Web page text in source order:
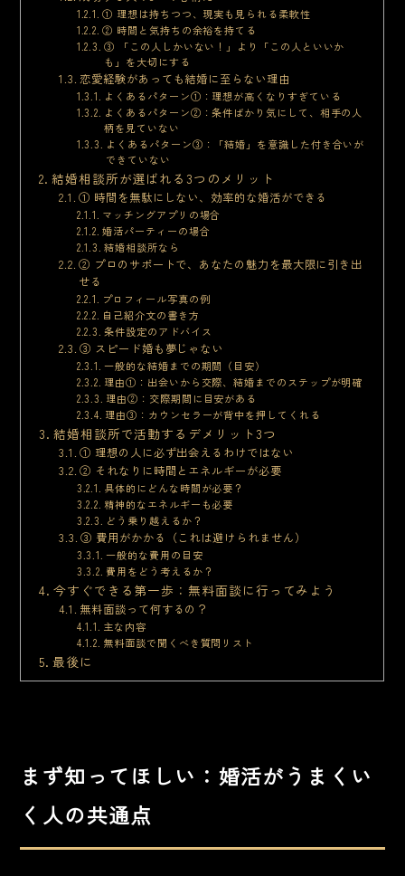
① 理想は持ちつつ、現実も見られる柔軟性
② 時間と気持ちの余裕を持てる
③ 「この人しかいない！」より「この人といいか
も」を大切にする
恋愛経験があっても結婚に至らない理由
よくあるパターン①：理想が高くなりすぎている
よくあるパターン②：条件ばかり気にして、相手の人
柄を見ていない
よくあるパターン③：「結婚」を意識した付き合いが
できていない
結婚相談所が選ばれる3つのメリット
① 時間を無駄にしない、効率的な婚活ができる
マッチングアプリの場合
婚活パーティーの場合
結婚相談所なら
② プロのサポートで、あなたの魅力を最大限に引き出
せる
プロフィール写真の例
自己紹介文の書き方
条件設定のアドバイス
③ スピード婚も夢じゃない
一般的な結婚までの期間（目安）
理由①：出会いから交際、結婚までのステップが明確
理由②：交際期間に目安がある
理由③：カウンセラーが背中を押してくれる
結婚相談所で活動するデメリット3つ
① 理想の人に必ず出会えるわけではない
② それなりに時間とエネルギーが必要
具体的にどんな時間が必要？
精神的なエネルギーも必要
どう乗り越えるか？
③ 費用がかかる（これは避けられません）
一般的な費用の目安
費用をどう考えるか？
今すぐできる第一歩：無料面談に行ってみよう
無料面談って何するの？
主な内容
無料面談で聞くべき質問リスト
最後に
まず知ってほしい：婚活がうまくい
く人の共通点